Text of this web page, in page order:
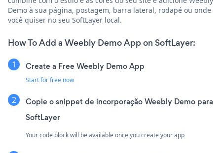
Demo à sua página, postagem, barra lateral, rodapé ou onde
você quiser no seu SoftLayer local.
How To Add a Weebly Demo App on SoftLayer:
Create a Free Weebly Demo App
Start for free now
Copie o snippet de incorporação Weebly Demo para
SoftLayer
Your code block will be available once you create your app